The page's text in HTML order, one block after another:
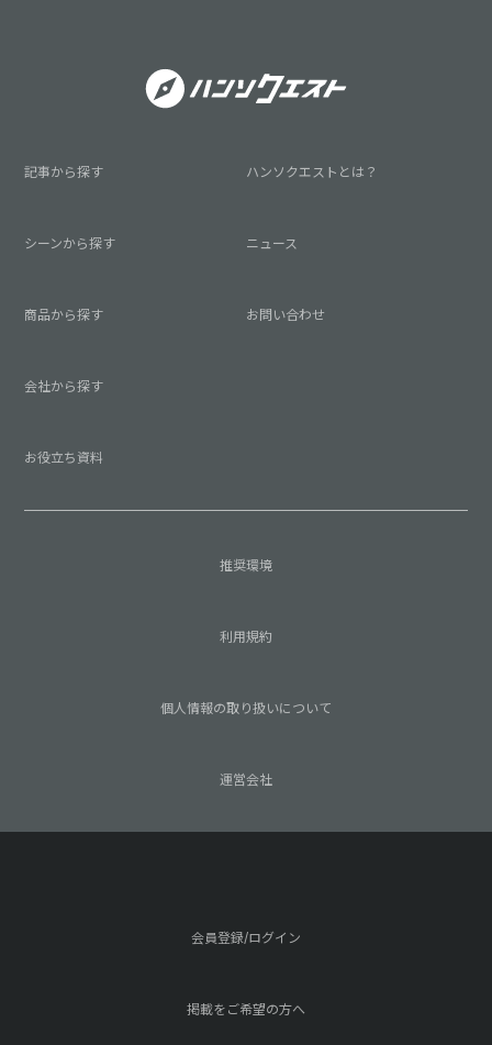
記事から探す
シーンから探す
商品から探す
会社から探す
お役立ち資料
ハンソクエストとは？
ニュース
お問い合わせ
推奨環境
利用規約
個人情報の取り扱いについて
運営会社
会員登録/ログイン
掲載をご希望の方へ